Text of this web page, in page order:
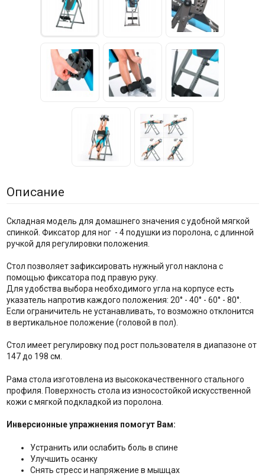
Описание
Складная модель для домашнего значения с удобной мягкой
спинкой. Фиксатор для ног - 4 подушки из поролона, с длинной
ручкой для регулировки положения.
Стол позволяет зафиксировать нужный угол наклона с
помощью фиксатора под правую руку.
Для удобства выбора необходимого угла на корпусе есть
указатель напротив каждого положения: 20° - 40° - 60° - 80°.
Если ограничитель не устанавливать, то возможно отклонится
в вертикальное положение (головой в пол).
Стол имеет регулировку под рост пользователя в диапазоне от
147 до 198 см.
Рама стола изготовлена из высококачественного стального
профиля. Поверхность стола из износостойкой искусственной
кожи с мягкой подкладкой из поролона.
Инверсионные упражнения помогут Вам:
Устранить или ослабить боль в спине
Улучшить осанку
Cнять стресс и напряжение в мышцах